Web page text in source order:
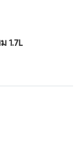
1.7L